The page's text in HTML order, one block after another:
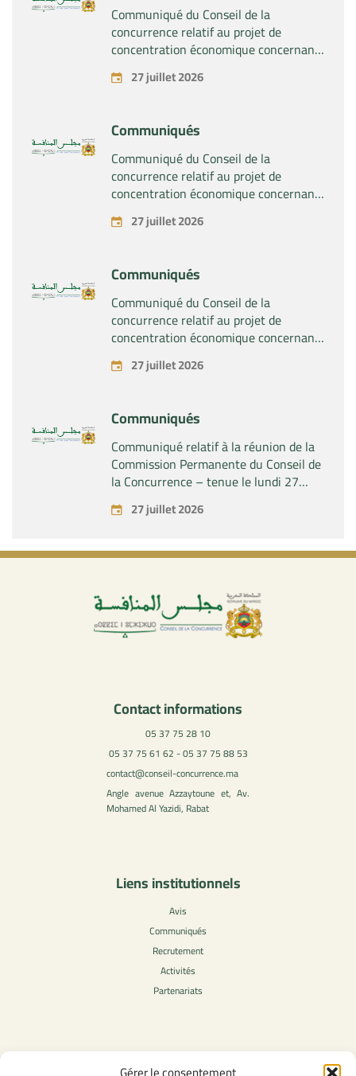
Communiqué du Conseil de la
concurrence relatif au projet de
concentration économique concernant
la prise du contrôle exclusif par la
société « Substipharm SAS » des actifs
pharmaceutiques « Rilutek » et «
Sabril » détenus par la société « Sanofi
SA »
27 juillet 2026
Communiqués
Communiqué du Conseil de la
concurrence relatif au projet de
concentration économique concernant
la prise du contrôle exclusif par la
société « Plastika Kritis SA » de la
27 juillet 2026
Communiqués
Communiqué du Conseil de la
concurrence relatif au projet de
concentration économique concernant
la prise par la société « Fives SAS » du
contrôle exclusif de la société « Aries
27 juillet 2026
Communiqués
Communiqué relatif à la réunion de la
Commission Permanente du Conseil de
la Concurrence – tenue le lundi 27
juillet 2026
27 juillet 2026
Contact informations
05 37 75 28 10
05 37 75 61 62 - 05 37 75 88 53
contact@conseil-concurrence.ma
Angle avenue Azzaytoune et, Av.
Mohamed Al Yazidi, Rabat
Liens institutionnels
Avis
Communiqués
Recrutement
Activités
Partenariats
Contenu légale